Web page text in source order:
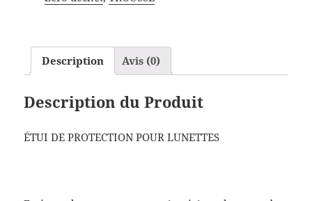
Description Avis (0)
Description du Produit
ÉTUI DE PROTECTION POUR LUNETTES